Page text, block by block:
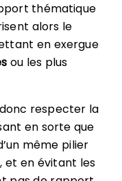
thématique
alors le
en exergue
ou les plus
respecter la
en sorte que
même pilier
et en évitant les